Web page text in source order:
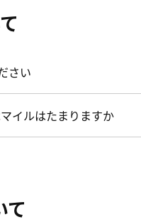
さい
イルはたまりますか
て